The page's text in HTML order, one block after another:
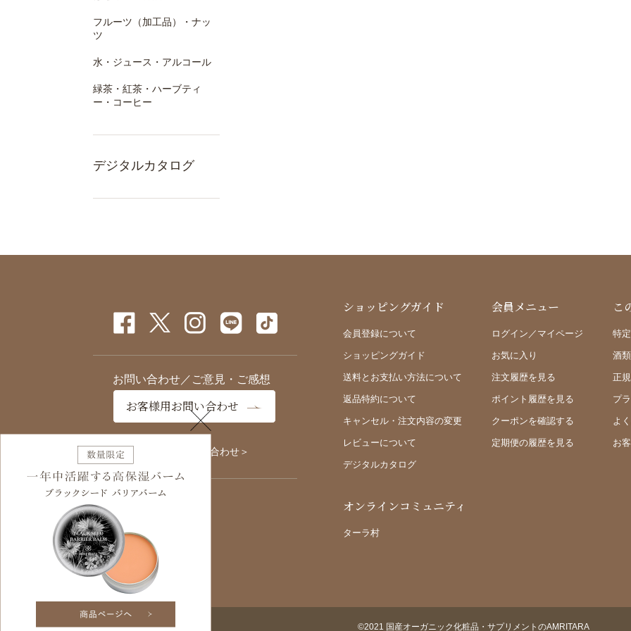
フルーツ（加工品）・ナッ
ツ
水・ジュース・アルコール
緑茶・紅茶・ハーブティ
ー・コーヒー
デジタルカタログ
お問い合わせ／ご意見・ご感想
お客様用お問い合わせ
企業様用お問い合わせ＞
ショッピングガイド
会員登録について
ショッピングガイド
送料とお支払い方法について
返品特約について
キャンセル・注文内容の変更
レビューについて
デジタルカタログ
会員メニュー
ログイン／マイページ
お気に入り
注文履歴を見る
ポイント履歴を見る
クーポンを確認する
定期便の履歴を見る
こ
特
酒
正
プ
よ
お
オンラインコミュニティ
ターラ村
©2021 国産オーガニック化粧品・サプリメントのAMRITARA